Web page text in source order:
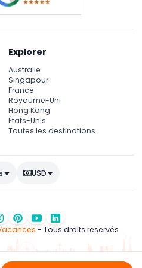
Explorer
Australie
Singapour
France
Royaume-Uni
Hong Kong
États-Unis
Toutes les destinations
USD
- Tous droits réservés